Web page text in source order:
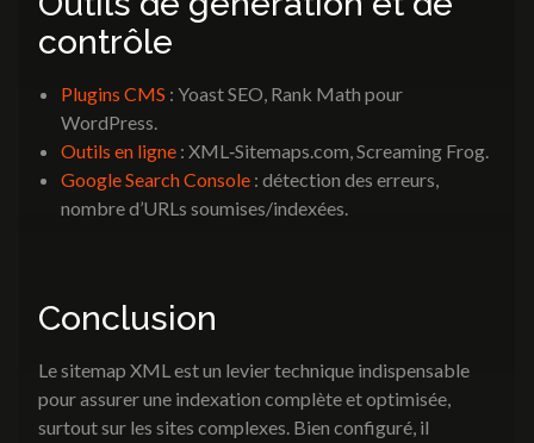
contrôle
Plugins CMS : Yoast SEO, Rank Math pour
WordPress.
Outils en ligne : XML‑Sitemaps.com, Screaming Frog.
Google Search Console : détection des erreurs,
nombre d’URLs soumises/indexées.
Conclusion
Le sitemap XML est un levier technique indispensable
pour assurer une indexation complète et optimisée,
surtout sur les sites complexes. Bien configuré, il